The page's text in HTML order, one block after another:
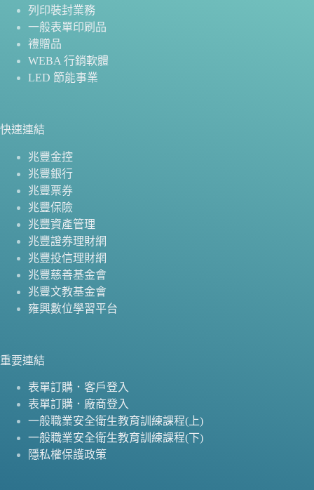
列印裝封業務
一般表單印刷品
禮贈品
WEBA 行銷軟體
LED 節能事業
快速連結
兆豐金控
兆豐銀行
兆豐票券
兆豐保險
兆豐資產管理
兆豐證券理財網
兆豐投信理財網
兆豐慈善基金會
兆豐文教基金會
雍興數位學習平台
重要連結
表單訂購．客戶登入
表單訂購．廠商登入
一般職業安全衛生教育訓練課程(上)
一般職業安全衛生教育訓練課程(下)
隱私權保護政策